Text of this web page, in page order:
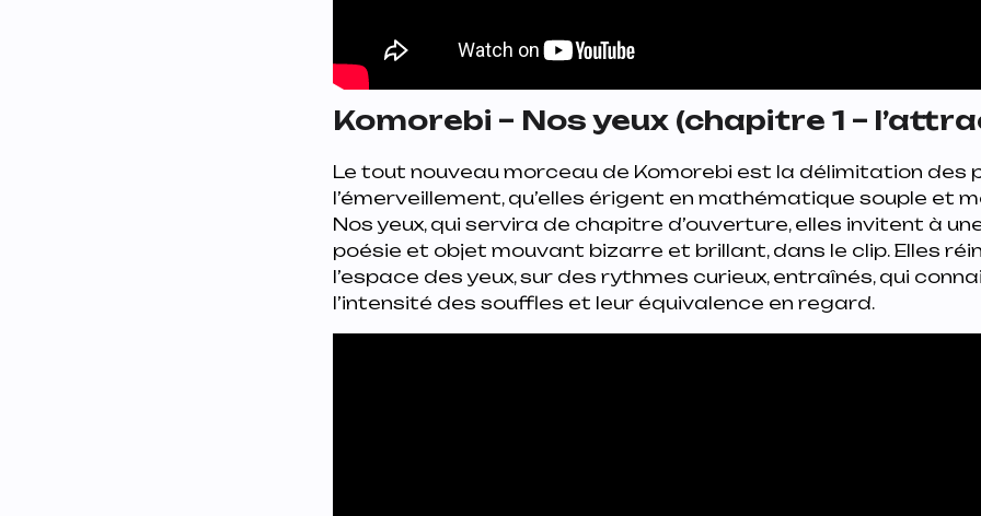
Komorebi – Nos yeux (chapitre 1 –
Le tout nouveau morceau de Komorebi est la délimitation des
l’émerveillement, qu’elles érigent en mathématique souple et
Nos yeux, qui servira de chapitre d’ouverture, elles invitent à
poésie et objet mouvant bizarre et brillant, dans le clip. Elles
l’espace des yeux, sur des rythmes curieux, entraînés, qui
l’intensité des souffles et leur équivalence en regard.